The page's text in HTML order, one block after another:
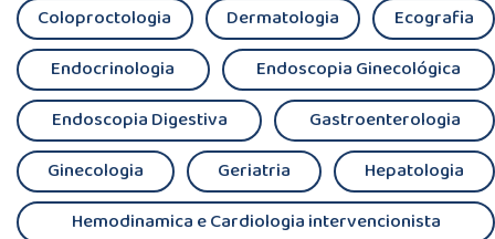
Coloproctologia
Dermatologia
Ecografia
Endocrinologia
Endoscopia Ginecológica
Endoscopia Digestiva
Gastroenterologia
Ginecologia
Geriatria
Hepatologia
Hemodinamica e Cardiologia intervencionista